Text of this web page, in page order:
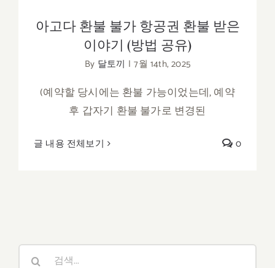
아고다 환불 불가 항공권 환불 받은
이야기 (방법 공유)
By 달토끼 | 7월 14th, 2025
(예약할 당시에는 환불 가능이었는데, 예약
후 갑자기 환불 불가로 변경된
글 내용 전체보기 0